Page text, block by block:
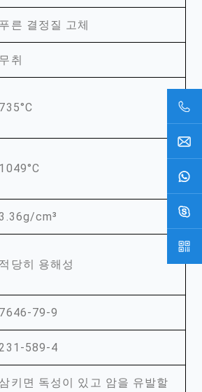
푸른 결정질 고체
무취
735°C
1049°C
cm³
적당히 용해성
7646-79-9
231-589-4
삼키면 독성이 있고 암을 유발할